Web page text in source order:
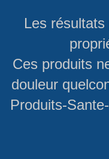
Les
Ces produits
douleur
Produits-